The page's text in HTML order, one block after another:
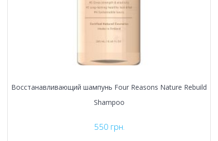
Восстанавливающий шампунь Four Reasons Nature Rebuild
Shampoo
550 грн.